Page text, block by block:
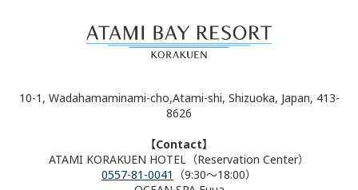
10-1, Wadahamaminami-cho,Atami-shi, Shizuoka, Japan, 413-
8626
【Contact】
ATAMI KORAKUEN HOTEL（Reservation Center）
0557-81-0041
（9:30～18:00）